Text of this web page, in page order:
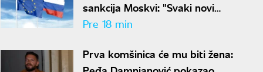
sankcija Moskvi: "Svaki novi
napad na Ukrajinu dodatni je
Pre 18 min
Prva komšinica će mu biti žena: